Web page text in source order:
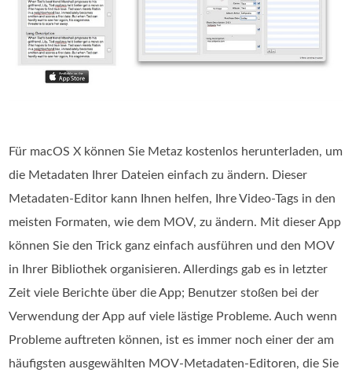
Für macOS X können Sie Metaz kostenlos herunterladen, um
die Metadaten Ihrer Dateien einfach zu ändern. Dieser
Metadaten-Editor kann Ihnen helfen, Ihre Video-Tags in den
meisten Formaten, wie dem MOV, zu ändern. Mit dieser App
können Sie den Trick ganz einfach ausführen und den MOV
in Ihrer Bibliothek organisieren. Allerdings gab es in letzter
Zeit viele Berichte über die App; Benutzer stoßen bei der
Verwendung der App auf viele lästige Probleme. Auch wenn
Probleme auftreten können, ist es immer noch einer der am
häufigsten ausgewählten MOV-Metadaten-Editoren, die Sie